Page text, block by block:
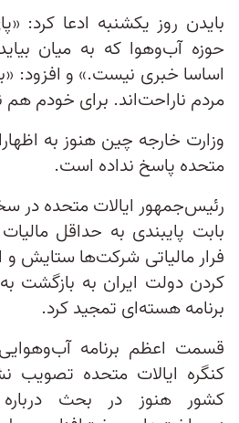
بایدن روز یکشنبه ادعا کرد:
حوزه آب‌وهوا که به میان
اساسا خبری نیست.» و افزود:
مردم ناراحت‌اند. برای خودم
وزارت خارجه چین هنوز به
متحده پاسخ نداده است.
بابت پایبندی به حداقل
فرار مالیاتی شرکت‌ها ستایش و
کردن دولت ایران به بازگشت
برنامه هسته‌ای تمجید کرد.
قسمت اعظم برنامه
کنگره ایالات متحده تصویب
کشور هنوز در بحث درباره